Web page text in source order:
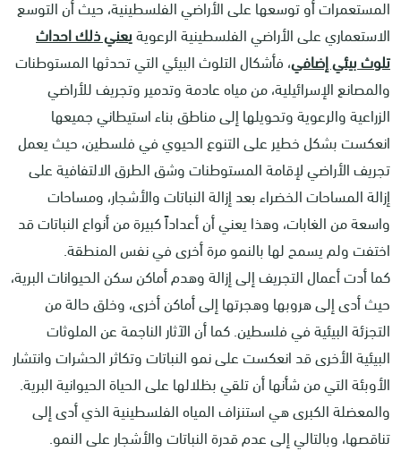
المستعمرات أو توسعها على الأراضي الفلسطينية، حيث أن التوسع
الاستعماري على الأراضي الفلسطينية الرعويةيعني ذلك احداث
تلوث بيئي إضافي، فأشكال التلوث البيئي التي تحدثها المستوطنات
والمصانع الإسرائيلية، من مياه عادمة وتدمير وتجريف للأراضي
الزراعية والرعوية وتحويلها إلى مناطق بناء استيطاني جميعها
انعكست بشكل خطير على التنوع الحيوي في فلسطين، حيث يعمل
تجريف الأراضي لإقامة المستوطنات وشق الطرق الالتفافية على
إزالة المساحات الخضراء بعد إزالة النباتات والأشجار، ومساحات
واسعة من الغابات، وهذا يعني أن أعداداً كبيرة من أنواع النباتات قد
اختفت ولم يسمح لها بالنمو مرة أخرى في نفس المنطقة.
كما أدت أعمال التجريف إلى إزالة وهدم أماكن سكن الحيوانات البرية،
حيث أدى إلى هروبها وهجرتها إلى أماكن أخرى، وخلق حالة من
التجزئة البيئية في فلسطين. كما أن الآثار الناجمة عن الملوثات
البيئية الأخرى قد انعكست على نمو النباتات وتكاثر الحشرات وانتشار
الأوبئة التي من شأنها أن تلقي بظلالها على الحياة الحيوانية البرية.
والمعضلة الكبرى هي استنزاف المياه الفلسطينية الذي أدى إلى
تناقصها، وبالتالي إلى عدم قدرة النباتات والأشجار على النمو.